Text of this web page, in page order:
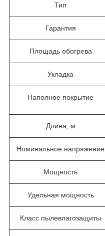
Тип
Гарантия
Площадь обогрева
Укладка
Наполное покрытие
Длина, м
Номинальное напряжение
Мощность
Удельная мощность
Класс пылевлагозащиты